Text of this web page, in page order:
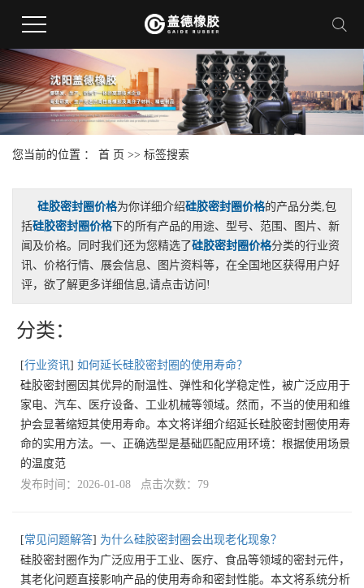
您当前的位置 ： 首 页 >> 标签搜索
硅胶密封圈价格为你详细介绍硅胶密封圈价格的产品分类,包
括硅胶密封圈价格下的所有产品的用途、型号、范围、图片、新
闻及价格。同时我们还为您精选了硅胶密封圈价格分类的行业资
讯、价格行情、展会信息、图片资料等，在全国地区获得用户好
评，欲了解更多详细信息,请点击访问!
分类：
[行业资讯] 如何延长硅胶密封圈的使用寿命？
硅胶密封圈因其优异的耐温性、弹性和化学稳定性，被广泛应用于
家电、汽车、医疗设备、工业机械等领域。然而，不当的使用和维
护会显著缩短其使用寿命。本文将详细介绍延长硅胶密封圈使用寿
命的实用方法。一、正确选型是基础匹配应用环境：根据使用场景
的温度范
发布时间：2026-01-08 点击次数：79
[常见问题解答] 为什么硅胶密封圈会出现老化现象？
硅胶密封圈作为广泛应用于工业、医疗、食品等领域的密封元件，
其老化问题直接影响产品的使用寿命和密封性能。本文将系统分析